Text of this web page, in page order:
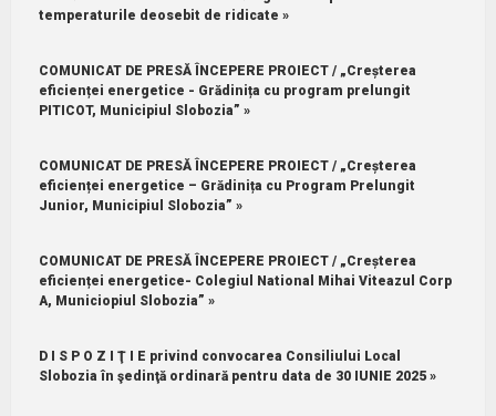
temperaturile deosebit de ridicate »
COMUNICAT DE PRESĂ ÎNCEPERE PROIECT / „Creșterea
eficienței energetice - Grădinița cu program prelungit
PITICOT, Municipiul Slobozia” »
COMUNICAT DE PRESĂ ÎNCEPERE PROIECT / „Creșterea
eficienței energetice – Grădinița cu Program Prelungit
Junior, Municipiul Slobozia” »
COMUNICAT DE PRESĂ ÎNCEPERE PROIECT / „Creșterea
eficienței energetice- Colegiul National Mihai Viteazul Corp
A, Municiopiul Slobozia” »
D I S P O Z I Ţ I E privind convocarea Consiliului Local
Slobozia în şedinţă ordinară pentru data de 30 IUNIE 2025 »